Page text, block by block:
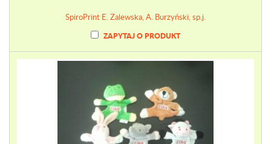
SpiroPrint E. Zalewska, A. Burzyński, sp.j.
ZAPYTAJ O PRODUKT